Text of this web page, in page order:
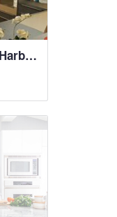
Küche&Co Hamburg-Harburg